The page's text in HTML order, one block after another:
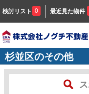
検討リスト 0 最近見た物件
杉並区のその他